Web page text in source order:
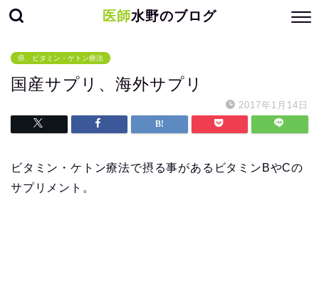
医師水野のブログ
癌、ビタミン・ケトン療法
国産サプリ、海外サプリ
2017年1月14日
ビタミン・ケトン療法で摂る事があるビタミンBやCの
サプリメント。